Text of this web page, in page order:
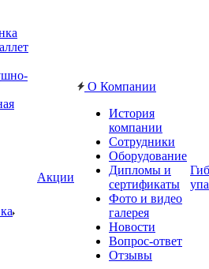
Акции
О Компании
История
компании
Сотрудники
Оборудование
Дипломы и
сертификаты
Фото и видео
галерея
Новости
Вопрос-ответ
Отзывы